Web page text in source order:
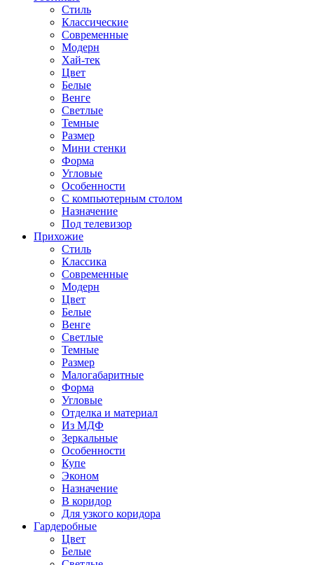
Стиль
Классические
Современные
Модерн
Хай-тек
Цвет
Белые
Венге
Светлые
Темные
Размер
Мини стенки
Форма
Угловые
Особенности
С компьютерным столом
Назначение
Под телевизор
Прихожие
Стиль
Классика
Современные
Модерн
Цвет
Белые
Венге
Светлые
Темные
Размер
Малогабаритные
Форма
Угловые
Отделка и материал
Из МДФ
Зеркальные
Особенности
Купе
Эконом
Назначение
В коридор
Для узкого коридора
Гардеробные
Цвет
Белые